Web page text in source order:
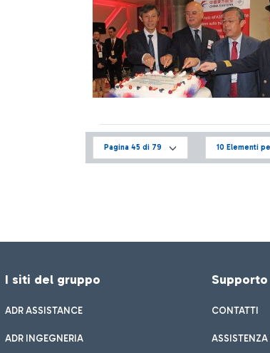
Pagina 45 di 79 10 Elementi
I siti del gruppo
ADR ASSISTANCE
ADR INGEGNERIA
Supporto
CONTATTI
ASSISTENZA